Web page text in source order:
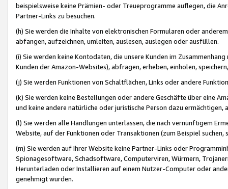
beispielsweise keine Prämien- oder Treueprogramme auflegen, die
Partner-Links zu besuchen.
(h) Sie werden die Inhalte von elektronischen Formularen oder
abfangen, aufzeichnen, umleiten, auslesen, auslegen oder ausfüllen.
(i) Sie werden keine Kontodaten, die unsere Kunden im
Kunden der Amazon-Websites), abfragen, erheben, einholen,
(j) Sie werden Funktionen von Schaltflächen, Links oder andere
(k) Sie werden keine Bestellungen oder andere Geschäfte über eine
und keine andere natürliche oder juristische Person dazu
(l) Sie werden alle Handlungen unterlassen, die nach vernünftigem
Website, auf der Funktionen oder Transaktionen (zum Beispiel
(m) Sie werden auf Ihrer Website keine Partner-Links oder
Spionagesoftware, Schadsoftware, Computerviren, Würmern,
Herunterladen oder Installieren auf einem Nutzer-Computer oder
genehmigt wurden.